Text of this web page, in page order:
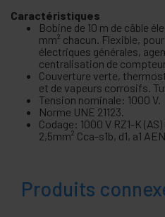
Caractéristiques
Bobine de 10 m de câble
mm² chacun. Flexible,
électriques générales,
centralisation de
Couverture verte,
et de vapeurs corrosifs.
Tension nominale: 1000 V.
Norme UNE 21123.
Codage: 1000 V RZ1-K (AS)
2,5mm² Cca-s1b, d1, a1
Produits